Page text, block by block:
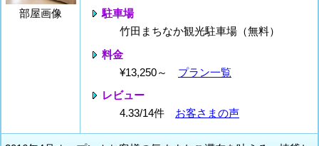
部屋画像
駐車場
竹田まちなか観光駐車場（無料）
料金
¥13,250～ プラン一覧
レビュー
4.33/14件 お客さまの声